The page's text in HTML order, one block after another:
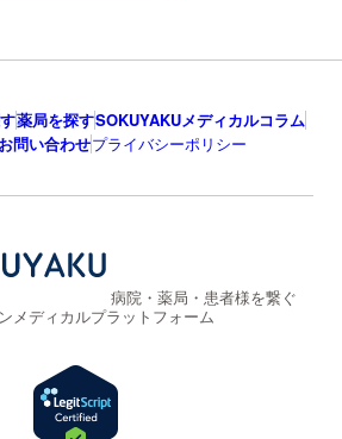
薬局を探すSOKUYAKUメディカルコラム
お問い合わせプライバシーポリシー
病院・薬局・患者様を繋ぐ
メディカルプラットフォーム